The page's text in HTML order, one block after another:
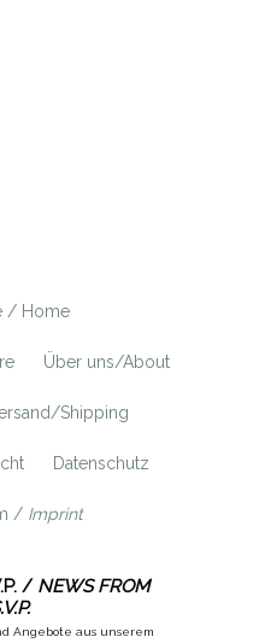
/ Home
Über uns/About
Shipping
Datenschutz
/ Imprint
/ NEWS FROM
Angebote aus unserem